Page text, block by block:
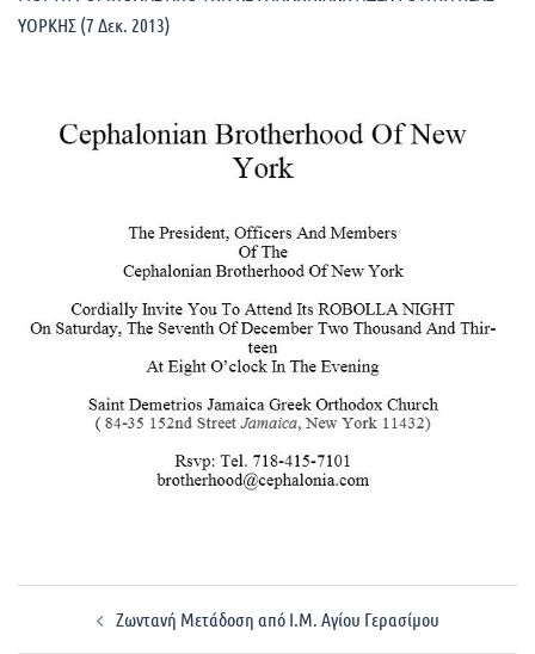
ΥΟΡΚΗΣ (7 Δεκ. 2013)
navigationΖωντανή Μετάδοση από Ι.Μ. Αγίου Γερασίμου